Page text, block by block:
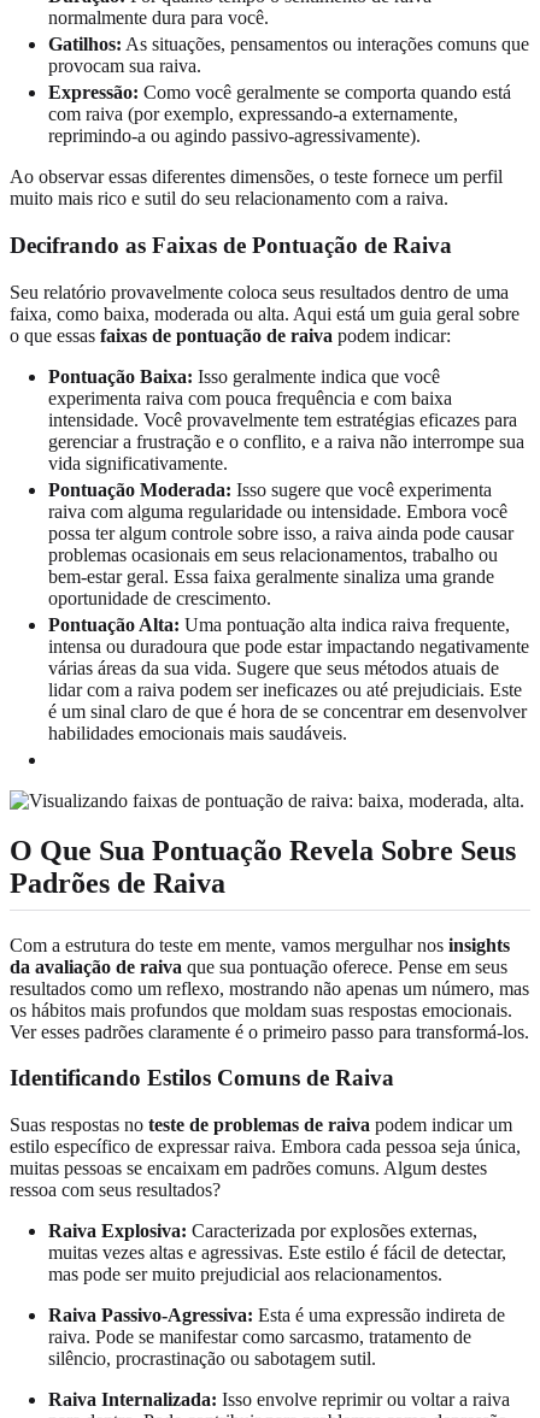
normalmente dura para você.
Gatilhos: As situações, pensamentos ou interações comuns que
provocam sua raiva.
Expressão: Como você geralmente se comporta quando está
com raiva (por exemplo, expressando-a externamente,
reprimindo-a ou agindo passivo-agressivamente).
Ao observar essas diferentes dimensões, o teste fornece um perfil
muito mais rico e sutil do seu relacionamento com a raiva.
Decifrando as Faixas de Pontuação de Raiva
Seu relatório provavelmente coloca seus resultados dentro de uma
faixa, como baixa, moderada ou alta. Aqui está um guia geral sobre
o que essas faixas de pontuação de raiva podem indicar:
Pontuação Baixa: Isso geralmente indica que você
experimenta raiva com pouca frequência e com baixa
intensidade. Você provavelmente tem estratégias eficazes para
gerenciar a frustração e o conflito, e a raiva não interrompe sua
vida significativamente.
Pontuação Moderada: Isso sugere que você experimenta
raiva com alguma regularidade ou intensidade. Embora você
possa ter algum controle sobre isso, a raiva ainda pode causar
problemas ocasionais em seus relacionamentos, trabalho ou
bem-estar geral. Essa faixa geralmente sinaliza uma grande
oportunidade de crescimento.
Pontuação Alta: Uma pontuação alta indica raiva frequente,
intensa ou duradoura que pode estar impactando negativamente
várias áreas da sua vida. Sugere que seus métodos atuais de
lidar com a raiva podem ser ineficazes ou até prejudiciais. Este
é um sinal claro de que é hora de se concentrar em desenvolver
habilidades emocionais mais saudáveis.
O Que Sua Pontuação Revela Sobre Seus
Padrões de Raiva
Com a estrutura do teste em mente, vamos mergulhar nos insights
da avaliação de raiva que sua pontuação oferece. Pense em seus
resultados como um reflexo, mostrando não apenas um número, mas
os hábitos mais profundos que moldam suas respostas emocionais.
Ver esses padrões claramente é o primeiro passo para transformá-los.
Identificando Estilos Comuns de Raiva
Suas respostas no teste de problemas de raiva podem indicar um
estilo específico de expressar raiva. Embora cada pessoa seja única,
muitas pessoas se encaixam em padrões comuns. Algum destes
ressoa com seus resultados?
Raiva Explosiva: Caracterizada por explosões externas,
muitas vezes altas e agressivas. Este estilo é fácil de detectar,
mas pode ser muito prejudicial aos relacionamentos.
Raiva Passivo-Agressiva: Esta é uma expressão indireta de
raiva. Pode se manifestar como sarcasmo, tratamento de
silêncio, procrastinação ou sabotagem sutil.
Raiva Internalizada: Isso envolve reprimir ou voltar a raiva